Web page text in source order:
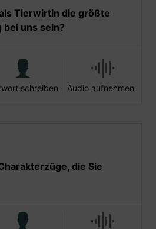
Tierwirtin die größte
uns sein?
schreiben Audio aufnehmen
die Sie